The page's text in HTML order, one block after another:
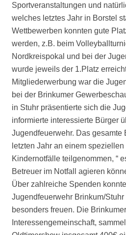
Sportveranstaltungen und
welches letztes Jahr in Borstel
Wettbewerben konnten gute
werden, z.B. beim
Nordkreispokal und bei der
wurde jeweils der 1.Platz
Mitgliederwerbung war die
bei der Brinkumer
in Stuhr präsentierte sich die
informierte interessierte Bürger
Jugendfeuerwehr. Das gesamte
letzten Jahr an einem
Kindernotfälle teilgenommen, “
Betreuer im Notfall agieren
Über zahlreiche Spenden
Jugendfeuerwehr Brinkum/
besonders freuen. Die Brinkumer
Interessengemeinschaft,